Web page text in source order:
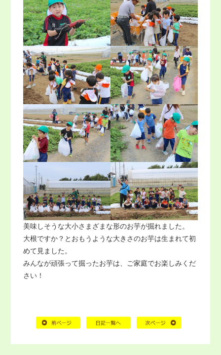
美味しそうな大小さまざまな形のお芋が掘れました。
大根ですか？とおもうような大きさのお芋は生まれて初
めて見ました。
みんなが頑張って掘ったお芋は、ご家庭でお楽しみくだ
さい！